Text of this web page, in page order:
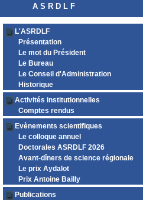
A S R D L F
L'ASRDLF
Présentation
Le mot du Président
Le Bureau
Le Conseil d'Administration
Historique
Activités institutionnelles
Comptes rendus
Evènements scientifiques
Le colloque annuel
Doctorales ASRDLF 2026
Avant-dîners de science régionale
Le prix Aydalot
Prix Antoine Bailly
Publications